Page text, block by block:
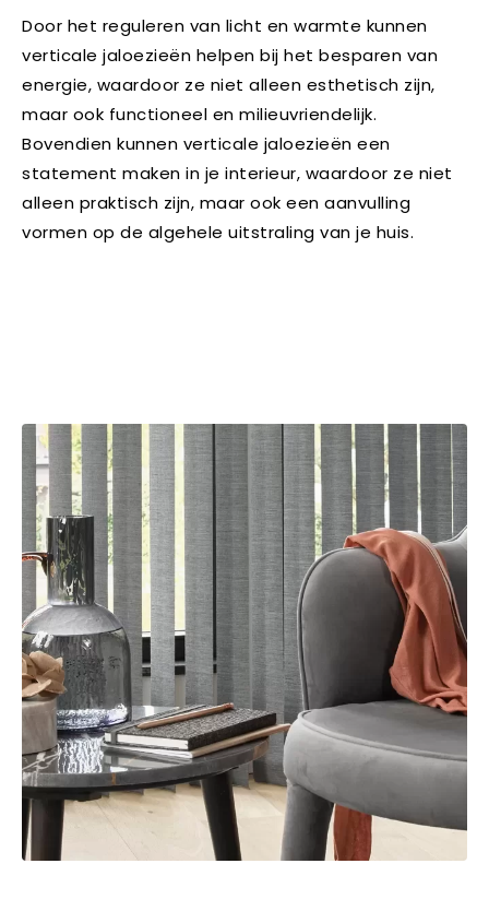
Door het reguleren van licht en warmte kunnen
verticale jaloezieën helpen bij het besparen van
energie, waardoor ze niet alleen esthetisch zijn,
maar ook functioneel en milieuvriendelijk.
Bovendien kunnen verticale jaloezieën een
statement maken in je interieur, waardoor ze niet
alleen praktisch zijn, maar ook een aanvulling
vormen op de algehele uitstraling van je huis.